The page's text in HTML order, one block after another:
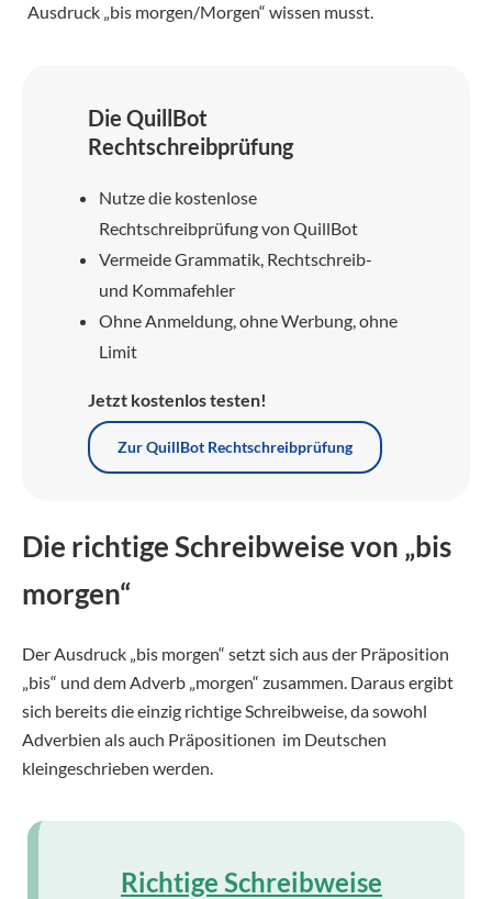
Ausdruck „bis morgen/Morgen“ wissen musst.
Die QuillBot
Rechtschreibprüfung
Nutze die kostenlose
Rechtschreibprüfung von QuillBot
Vermeide Grammatik, Rechtschreib-
und Kommafehler
Ohne Anmeldung, ohne Werbung, ohne
Limit
Jetzt kostenlos testen!
Zur QuillBot Rechtschreibprüfung
Die richtige Schreibweise von „bis
morgen“
Der Ausdruck „bis morgen“ setzt sich aus der Präposition
„bis“ und dem Adverb „morgen“ zusammen. Daraus ergibt
sich bereits die einzig richtige Schreibweise, da sowohl
Adverbien als auch Präpositionen im Deutschen
kleingeschrieben werden.
Richtige Schreibweise